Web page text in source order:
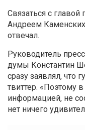
Связаться с
Андреем
отвечал.
Руководитель
думы Константин
сразу заявлял, что
твиттер. «Поэтому
информацией, не
нет ничего